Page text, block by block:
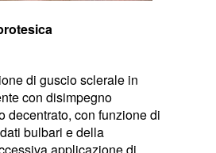
di guscio sclerale in
con disimpegno
decentrato, con funzione di
bulbari e della
applicazione di